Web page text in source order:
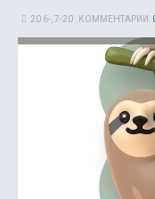
20 6-, 7-20 КОММЕНТАРИИ: